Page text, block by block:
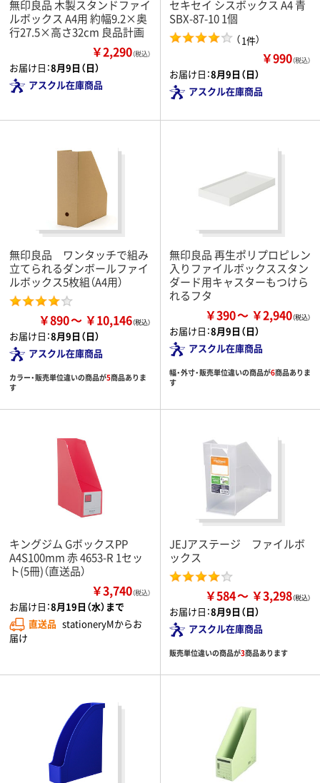
無印良品 木製スタンドファイ
ルボックス A4用 約幅9.2×奥
行27.5×高さ32cm 良品計画
￥2,290（税込）
お届け日：8月9日（日）
アスクル在庫商品
セキセイ シスボックス A4 青
SBX-87-10 1個
（1件）
￥990（税込）
お届け日：8月9日（日）
アスクル在庫商品
無印良品 ワンタッチで組み
立てられるダンボールファイ
ルボックス5枚組（A4用）
￥890 ￥10,146
お届け日：8月9日（日）
アスクル在庫商品
カラー・販売単位違いの商品が5商品ありま
す
無印良品 再生ポリプロピレン
入りファイルボックススタン
ダード用キャスターもつけら
れるフタ
￥390 ￥2,940
お届け日：8月9日（日）
アスクル在庫商品
幅・外寸・販売単位違いの商品が6商品ありま
す
キングジム GボックスPP
A4S100mm 赤 4653-R 1セッ
ト(5冊)（直送品）
￥3,740（税込）
お届け日：8月19日（水）まで
直送品 stationeryMからお
届け
JEJアステージ ファイルボ
ックス
￥584 ￥3,298
お届け日：8月9日（日）
アスクル在庫商品
販売単位違いの商品が3商品あります